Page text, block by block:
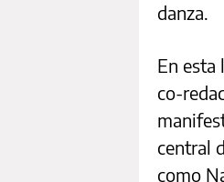
danza.
En esta
co-
central
como